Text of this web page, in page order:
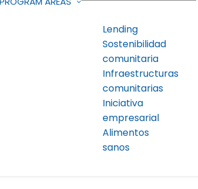
Lending
Sostenibilidad
comunitaria
Infraestructuras
comunitarias
Iniciativa
empresarial
Alimentos
sanos